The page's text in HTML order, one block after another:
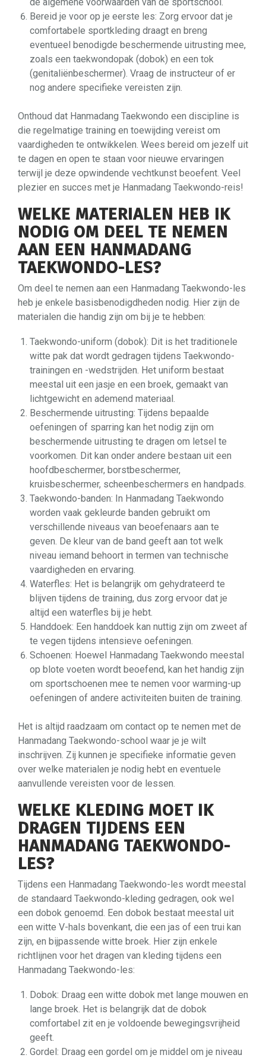
Bereid je voor op je eerste les: Zorg ervoor dat je
comfortabele sportkleding draagt en breng
eventueel benodigde beschermende uitrusting mee,
zoals een taekwondopak (dobok) en een tok
(genitaliënbeschermer). Vraag de instructeur of er
nog andere specifieke vereisten zijn.
Onthoud dat Hanmadang Taekwondo een discipline is
die regelmatige training en toewijding vereist om
vaardigheden te ontwikkelen. Wees bereid om jezelf uit
te dagen en open te staan voor nieuwe ervaringen
terwijl je deze opwindende vechtkunst beoefent. Veel
plezier en succes met je Hanmadang Taekwondo-reis!
WELKE MATERIALEN HEB IK
NODIG OM DEEL TE NEMEN
AAN EEN HANMADANG
TAEKWONDO-LES?
Om deel te nemen aan een Hanmadang Taekwondo-les
heb je enkele basisbenodigdheden nodig. Hier zijn de
materialen die handig zijn om bij je te hebben:
Taekwondo-uniform (dobok): Dit is het traditionele
witte pak dat wordt gedragen tijdens Taekwondo-
trainingen en -wedstrijden. Het uniform bestaat
meestal uit een jasje en een broek, gemaakt van
lichtgewicht en ademend materiaal.
Beschermende uitrusting: Tijdens bepaalde
oefeningen of sparring kan het nodig zijn om
beschermende uitrusting te dragen om letsel te
voorkomen. Dit kan onder andere bestaan uit een
hoofdbeschermer, borstbeschermer,
kruisbeschermer, scheenbeschermers en handpads.
Taekwondo-banden: In Hanmadang Taekwondo
worden vaak gekleurde banden gebruikt om
verschillende niveaus van beoefenaars aan te
geven. De kleur van de band geeft aan tot welk
niveau iemand behoort in termen van technische
vaardigheden en ervaring.
Waterfles: Het is belangrijk om gehydrateerd te
blijven tijdens de training, dus zorg ervoor dat je
altijd een waterfles bij je hebt.
Handdoek: Een handdoek kan nuttig zijn om zweet af
te vegen tijdens intensieve oefeningen.
Schoenen: Hoewel Hanmadang Taekwondo meestal
op blote voeten wordt beoefend, kan het handig zijn
om sportschoenen mee te nemen voor warming-up
oefeningen of andere activiteiten buiten de training.
Het is altijd raadzaam om contact op te nemen met de
Hanmadang Taekwondo-school waar je je wilt
inschrijven. Zij kunnen je specifieke informatie geven
over welke materialen je nodig hebt en eventuele
aanvullende vereisten voor de lessen.
WELKE KLEDING MOET IK
DRAGEN TIJDENS EEN
HANMADANG TAEKWONDO-
LES?
Tijdens een Hanmadang Taekwondo-les wordt meestal
de standaard Taekwondo-kleding gedragen, ook wel
een dobok genoemd. Een dobok bestaat meestal uit
een witte V-hals bovenkant, die een jas of een trui kan
zijn, en bijpassende witte broek. Hier zijn enkele
richtlijnen voor het dragen van kleding tijdens een
Hanmadang Taekwondo-les:
Dobok: Draag een witte dobok met lange mouwen en
lange broek. Het is belangrijk dat de dobok
comfortabel zit en je voldoende bewegingsvrijheid
geeft.
Gordel: Draag een gordel om je middel om je niveau